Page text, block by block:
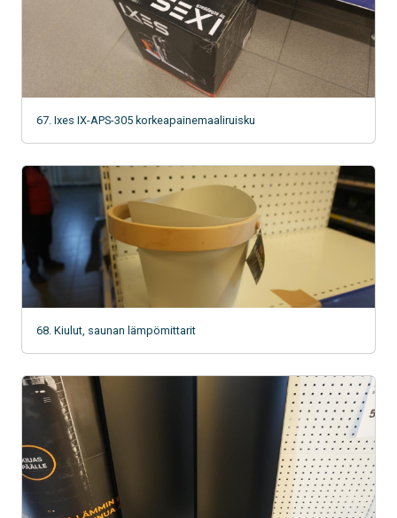
67. Ixes IX-APS-305 korkeapainemaaliruisku
68. Kiulut, saunan lämpömittarit